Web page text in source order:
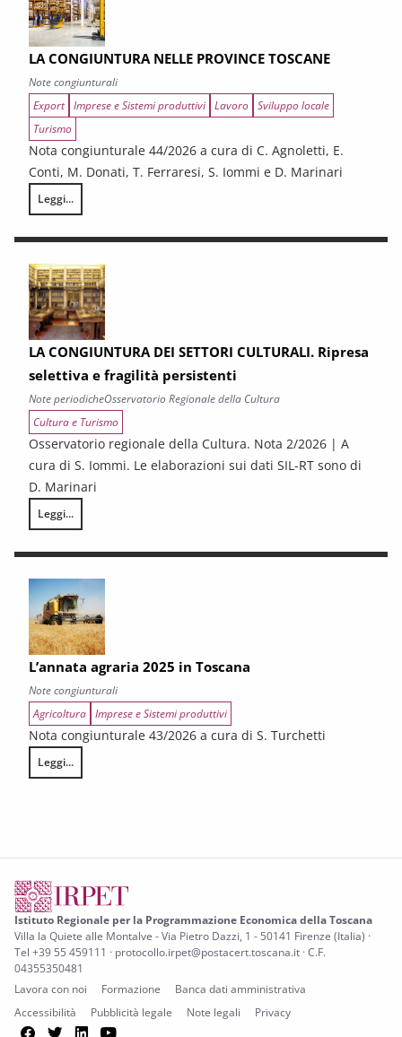
LA CONGIUNTURA NELLE PROVINCE TOSCANE
Note congiunturali
Export Imprese e Sistemi produttivi Lavoro Sviluppo locale
Turismo
Nota congiunturale 44/2026 a cura di C. Agnoletti, E.
Conti, M. Donati, T. Ferraresi, S. Iommi e D. Marinari
Leggi...
LA CONGIUNTURA NELLE PROVINCE TOSCANE
LA CONGIUNTURA DEI SETTORI CULTURALI. Ripresa
selettiva e fragilità persistenti
Note periodicheOsservatorio Regionale della Cultura
Cultura e Turismo
Osservatorio regionale della Cultura. Nota 2/2026 | A
cura di S. Iommi. Le elaborazioni sui dati SIL-RT sono di
D. Marinari
Leggi...
LA CONGIUNTURA DEI SETTORI CULTURALI. Ripresa selettiva e
L’annata agraria 2025 in Toscana
Note congiunturali
Agricoltura Imprese e Sistemi produttivi
Nota congiunturale 43/2026 a cura di S. Turchetti
Leggi...
L’annata agraria 2025 in Toscana
Istituto Regionale per la Programmazione Economica della Toscana
Villa la Quiete alle Montalve - Via Pietro Dazzi, 1 - 50141 Firenze (Italia) ·
Tel +39 55 459111 · protocollo.irpet@postacert.toscana.it · C.F.
04355350481
Lavora con noi
Formazione
Banca dati amministrativa
Accessibilità
Pubblicità legale Note legali Privacy
Facebook
TwitterLinkedIn